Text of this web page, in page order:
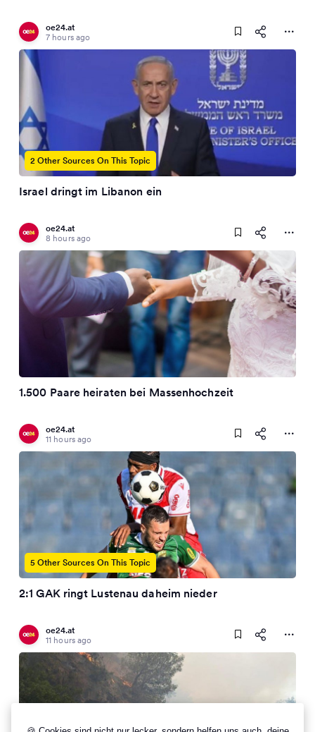
oe24.at
7 hours ago
2 Other Sources On This Topic
Israel dringt im Libanon ein
oe24.at
8 hours ago
1.500 Paare heiraten bei Massenhochzeit
oe24.at
11 hours ago
5 Other Sources On This Topic
2:1 GAK ringt Lustenau daheim nieder
oe24.at
11 hours ago